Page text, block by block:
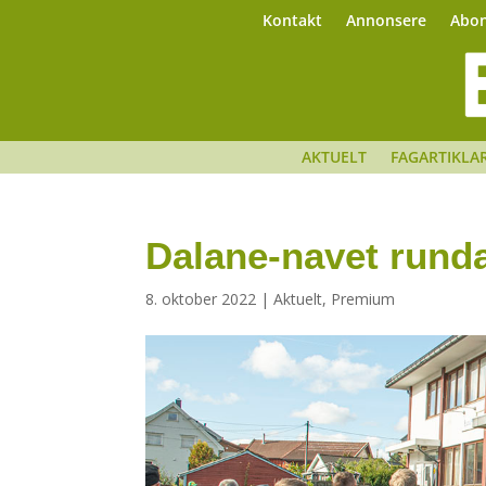
Kontakt Annonsere
AKTUELT
Dalane-navet
8. oktober 2022 |Aktuelt, Premium